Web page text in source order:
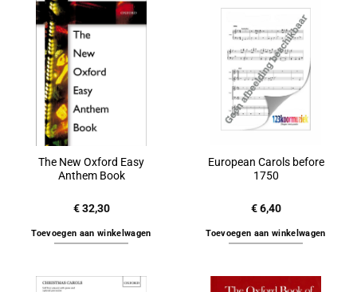
The New Oxford Easy
Anthem Book
€32,30
Toevoegen aan winkelwagen
European Carols before
1750
€6,40
Toevoegen aan winkelwagen